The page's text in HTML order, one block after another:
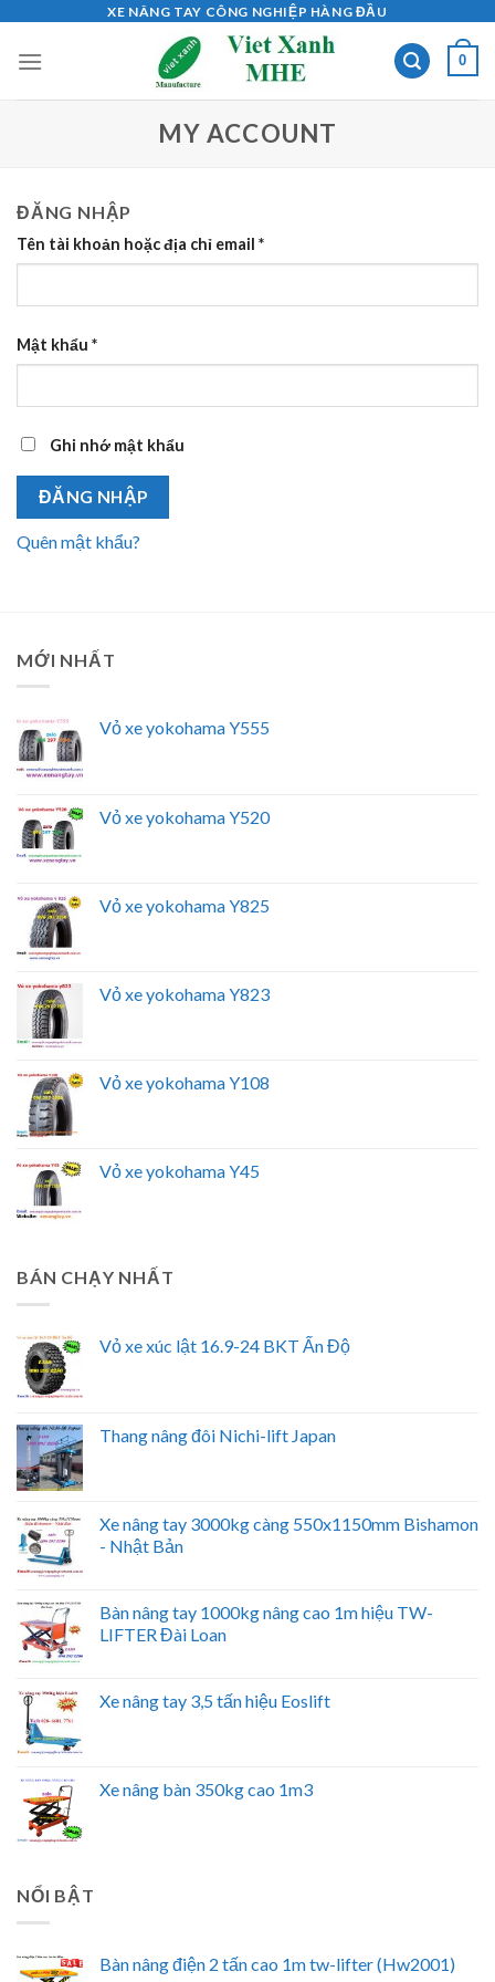
content
XE NÂNG TAY CÔNG NGHIỆP HÀNG ĐẦU
0
MY ACCOUNT
ĐĂNG NHẬP
Tên tài khoản hoặc địa chỉ email *
Mật khẩu *
Ghi nhớ mật khẩu
ĐĂNG NHẬP
Quên mật khẩu?
MỚI NHẤT
Vỏ xe yokohama Y555
Vỏ xe yokohama Y520
Vỏ xe yokohama Y825
Vỏ xe yokohama Y823
Vỏ xe yokohama Y108
Vỏ xe yokohama Y45
BÁN CHẠY NHẤT
Vỏ xe xúc lật 16.9-24 BKT Ấn Độ
Thang nâng đôi Nichi-lift Japan
Xe nâng tay 3000kg càng 550x1150mm Bishamon
- Nhật Bản
Bàn nâng tay 1000kg nâng cao 1m hiệu TW-
LIFTER Đài Loan
Xe nâng tay 3,5 tấn hiệu Eoslift
Xe nâng bàn 350kg cao 1m3
NỔI BẬT
Bàn nâng điện 2 tấn cao 1m tw-lifter (Hw2001)